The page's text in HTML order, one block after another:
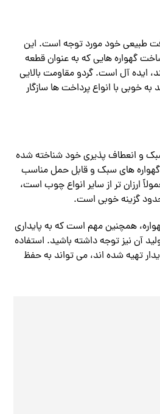
طبیعی خود مورد توجه است. این
گهواره هایی که به عنوان قطعه
ایده آل است. گردو مقاومت بالایی
به خوبی با انواع پرداخت ها سازگار
و انعطاف پذیری خود شناخته شده
های سبک و قابل حمل مناسب
ارزان تر از سایر انواع چوب است،
گزینه خوبی است.
همچنین مهم است که به پایداری
آن نیز توجه داشته باشید. استفاده
تهیه شده اند، می تواند به حفظ